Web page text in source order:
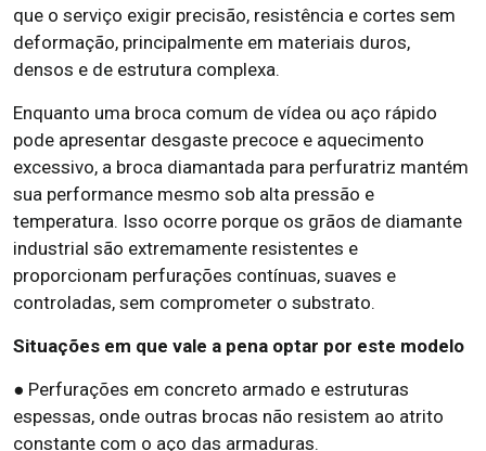
que o serviço exigir precisão, resistência e cortes sem
deformação, principalmente em materiais duros,
densos e de estrutura complexa.
Enquanto uma broca comum de vídea ou aço rápido
pode apresentar desgaste precoce e aquecimento
excessivo, a broca diamantada para perfuratriz mantém
sua performance mesmo sob alta pressão e
temperatura. Isso ocorre porque os grãos de diamante
industrial são extremamente resistentes e
proporcionam perfurações contínuas, suaves e
controladas, sem comprometer o substrato.
Situações em que vale a pena optar por este modelo
● Perfurações em concreto armado e estruturas
espessas, onde outras brocas não resistem ao atrito
constante com o aço das armaduras.